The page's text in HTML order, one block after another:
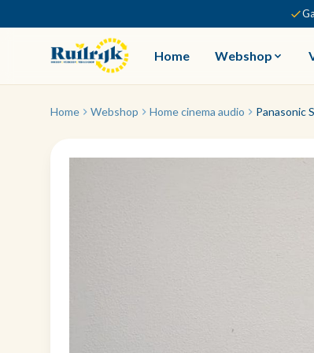
Home Webshop
Home Webshop Home cinema audio Panasonic